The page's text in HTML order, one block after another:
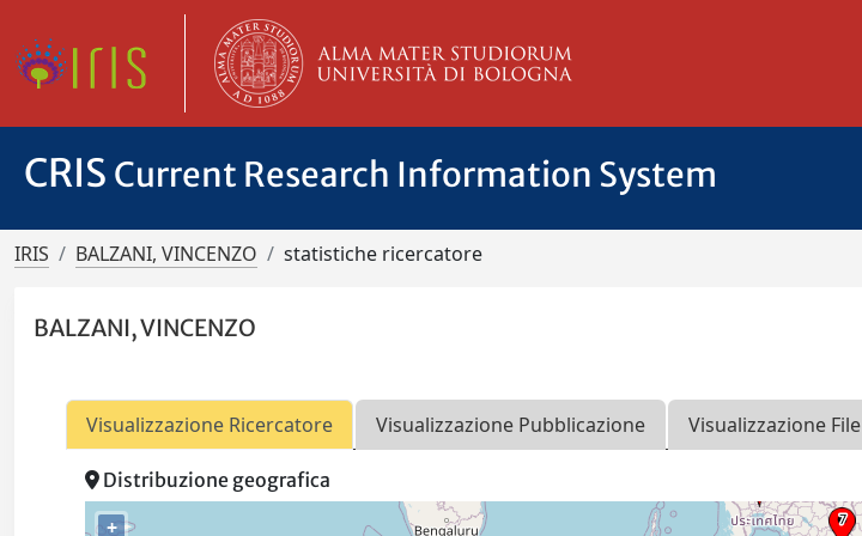
CRIS Current Research Information System
IRIS BALZANI, VINCENZO statistiche ricercatore
BALZANI, VINCENZO
Visualizzazione Ricercatore Visualizzazione Pubblicazione Visualizzazione File
Distribuzione geografica
+